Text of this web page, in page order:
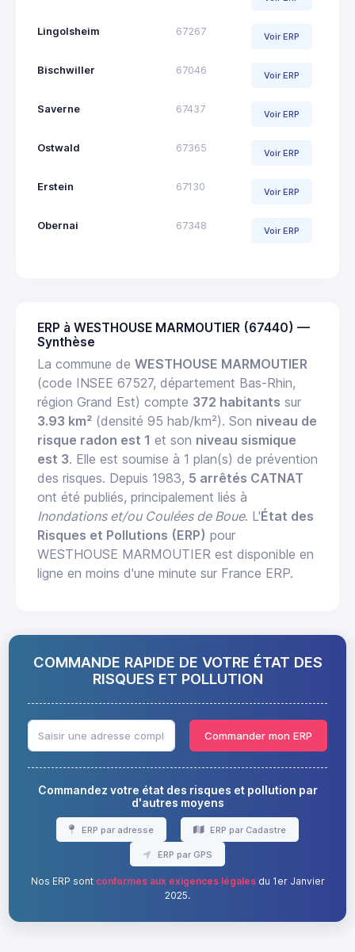
Lingolsheim 67267 Voir ERP
Bischwiller 67046 Voir ERP
Saverne 67437 Voir ERP
Ostwald 67365 Voir ERP
Erstein 67130 Voir ERP
Obernai 67348 Voir ERP
ERP à WESTHOUSE MARMOUTIER (67440) —
Synthèse
La commune de WESTHOUSE MARMOUTIER
(code INSEE 67527, département Bas-Rhin,
région Grand Est) compte 372 habitants sur
3.93 km² (densité 95 hab/km²). Son niveau de
risque radon est 1 et son niveau sismique
est 3. Elle est soumise à 1 plan(s) de prévention
des risques. Depuis 1983, 5 arrêtés CATNAT
ont été publiés, principalement liés à
Inondations et/ou Coulées de Boue. L'État des
Risques et Pollutions (ERP) pour
WESTHOUSE MARMOUTIER est disponible en
ligne en moins d'une minute sur France ERP.
COMMANDE RAPIDE DE VOTRE ÉTAT DES
RISQUES ET POLLUTION
Commander mon ERP
Commandez votre état des risques et pollution par
d'autres moyens
ERP par adresse ERP par Cadastre
ERP par GPS
Nos ERP sont conformes aux exigences légalesdu 1er Janvier
2025.